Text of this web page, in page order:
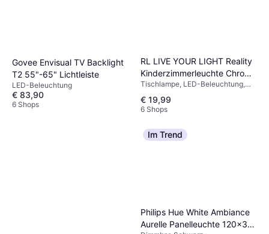
Govee Envisual TV Backlight
T2 55"-65" Lichtleiste
LED-Beleuchtung
€ 83,90
6 Shops
RL LIVE YOUR LIGHT Reality
Kinderzimmerleuchte Chrom
Kunststoff 17.5x14.5x12.5
cm Tischlampe
Tischlampe, LED-Beleuchtung,
€ 19,99
6 Shops
Im Trend
Philips Hue White Ambiance
Aurelle Panelleuchte 120x30